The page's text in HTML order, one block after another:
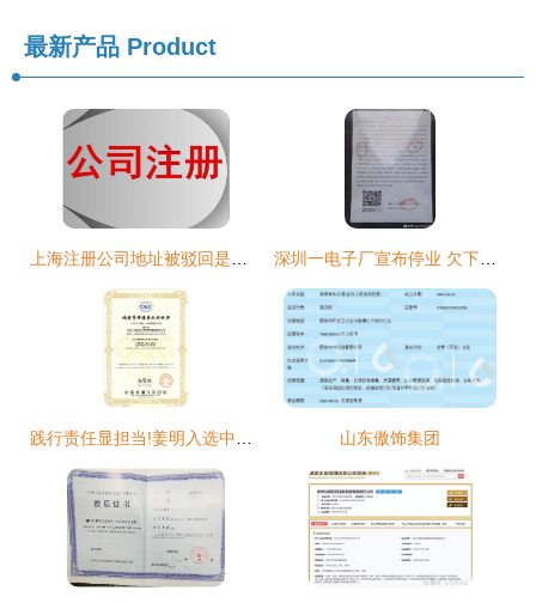
最新产品 Product
上海注册公司地址被驳回是什么原因 深圳一电子厂宣布停业 欠下将近三千万供应商货款 企业信用管理
践行责任显担当!姜明入选中国民营企业社会责任优秀案例凤凰网河南_凤 山东傲饰集团